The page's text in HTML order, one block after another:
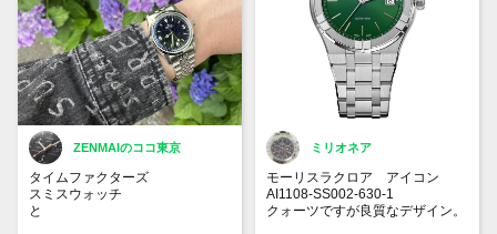
ZENMAIのココ東京
タイムファクターズ
スミスウォッチ
と
ミリオネア
モーリスラクロア アイコン
AI1108-SS002-630-1
クォーツですが良質なデザイン。